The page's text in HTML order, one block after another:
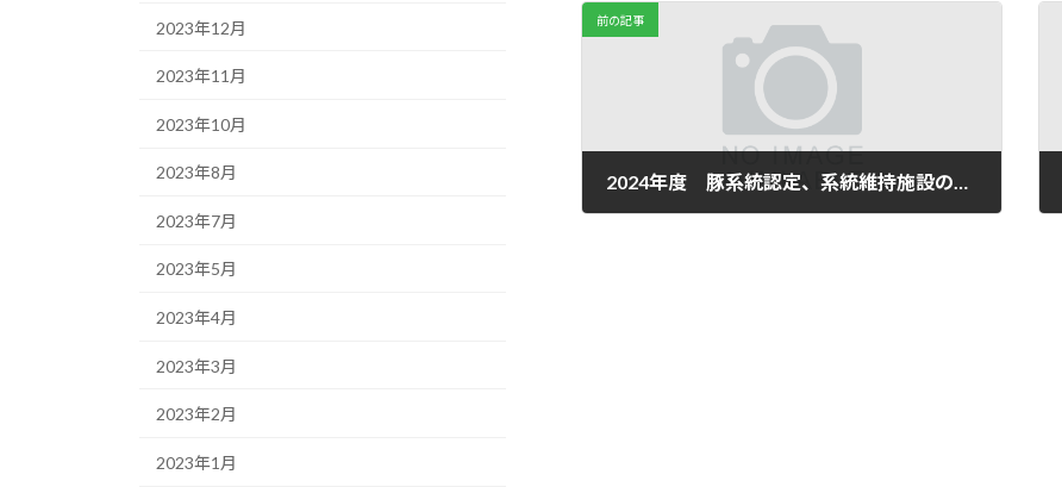
前の記事
2023年12月
2023年11月
2023年10月
2023年8月
2023年7月
2023年5月
2023年4月
2023年3月
2023年2月
2023年1月